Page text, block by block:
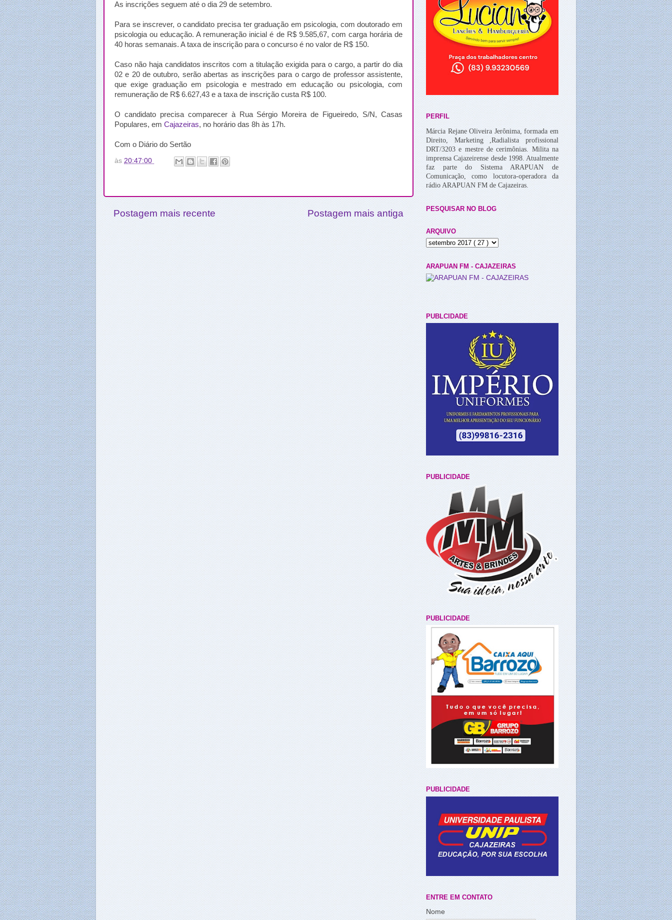
As inscrições seguem até o dia 29 de setembro.
Para se inscrever, o candidato precisa ter graduação em psicologia, com doutorado em
psicologia ou educação. A remuneração inicial é de R$ 9.585,67, com carga horária de
40 horas semanais. A taxa de inscrição para o concurso é no valor de R$ 150.
Caso não haja candidatos inscritos com a titulação exigida para o cargo, a partir do dia
02 e 20 de outubro, serão abertas as inscrições para o cargo de professor assistente,
que exige graduação em psicologia e mestrado em educação ou psicologia, com
remuneração de R$ 6.627,43 e a taxa de inscrição custa R$ 100.
O candidato precisa comparecer à Rua Sérgio Moreira de Figueiredo, S/N, Casas
Populares, em Cajazeiras, no horário das 8h às 17h.
Com o Diário do Sertão
às 20:47:00
Postagem mais recente Postagem mais antiga
PERFIL
Márcia Rejane Oliveira Jerônima, formada em
Direito, Marketing ,Radialista profissional
DRT/3203 e mestre de cerimônias. Milita na
imprensa Cajazeirense desde 1998. Atualmente
faz parte do Sistema ARAPUAN de
Comunicação, como locutora-operadora da
rádio ARAPUAN FM de Cajazeiras.
PESQUISAR NO BLOG
ARQUIVO
ARAPUAN FM - CAJAZEIRAS
PUBLCIDADE
PUBLICIDADE
PUBLICIDADE
PUBLICIDADE
ENTRE EM CONTATO
Nome